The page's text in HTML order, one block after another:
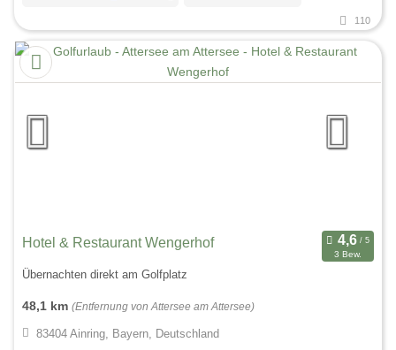
110
Hotel & Restaurant Wengerhof
3 Bew.
Übernachten direkt am Golfplatz
48,1 km (Entfernung von Attersee am Attersee)
83404 Ainring, Bayern, Deutschland